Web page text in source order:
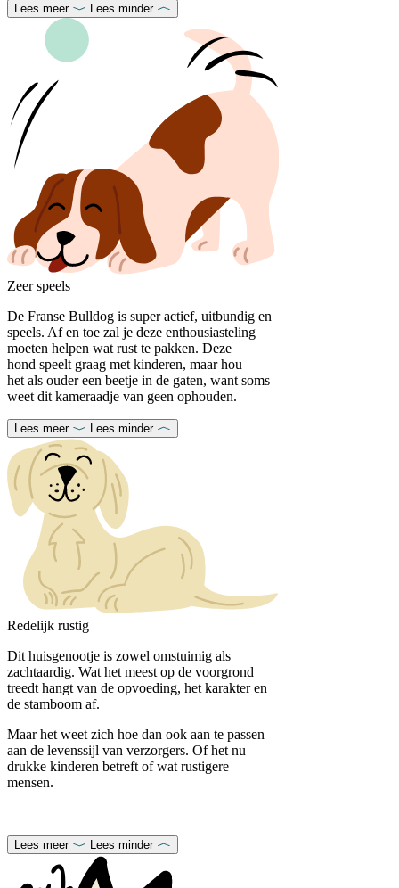
Lees meer Lees minder
Zeer speels
De Franse Bulldog is super actief, uitbundig en
speels. Af en toe zal je deze enthousiasteling
moeten helpen wat rust te pakken. Deze
hond speelt graag met kinderen, maar hou
het als ouder een beetje in de gaten, want soms
weet dit kameraadje van geen ophouden.
Lees meer Lees minder
Redelijk rustig
Dit huisgenootje is zowel omstuimig als
zachtaardig. Wat het meest op de voorgrond
treedt hangt van de opvoeding, het karakter en
de stamboom af.
Maar het weet zich hoe dan ook aan te passen
aan de levenssijl van verzorgers. Of het nu
drukke kinderen betreft of wat rustigere
mensen.
Lees meer Lees minder